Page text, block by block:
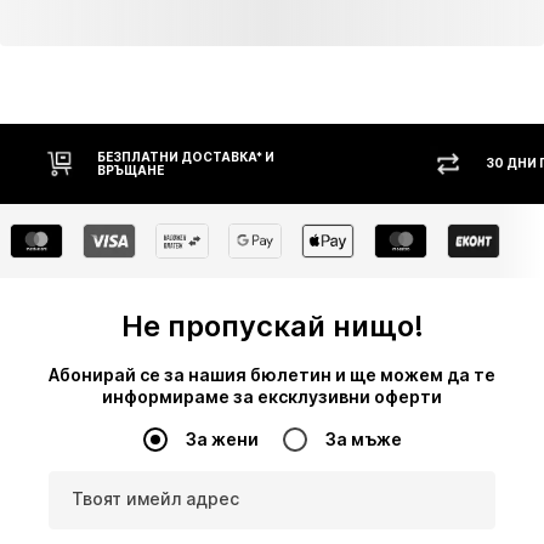
БЕЗПЛАТНИ ДОСТАВКА* И
ВРЪЩАНЕ
30 ДНИ
Не пропускай нищо!
Абонирай се за нашия бюлетин и ще можем да те
информираме за ексклузивни оферти
За жени За мъже
Твоят имейл адрес